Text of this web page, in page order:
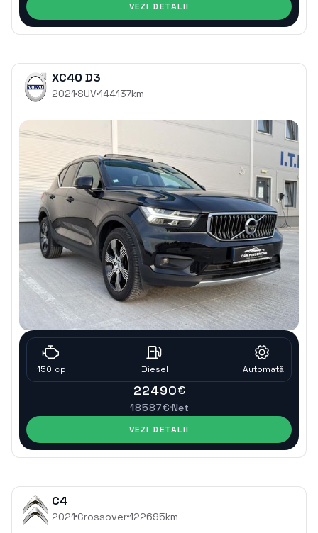
VEZI DETALII
XC40 D3
2021 SUV144137km
150 cp Diesel Automatǎ
22490€
18587€Net
VEZI DETALII
C4
2021 Crossover122695km